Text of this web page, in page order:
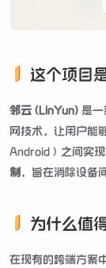
这个项目
邻云 (LinYun) 是
网技术，让用户能
Android）之间实现
制 ，旨在消除设备
为什么值
在现有的跨端方案